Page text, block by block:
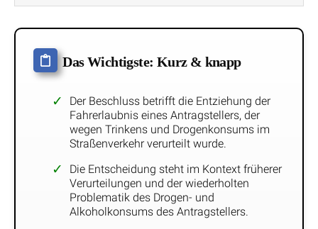
Das Wichtigste: Kurz & knapp
Der Beschluss betrifft die Entziehung der
Fahrerlaubnis eines Antragstellers, der
wegen Trinkens und Drogenkonsums im
Straßenverkehr verurteilt wurde.
Die Entscheidung steht im Kontext früherer
Verurteilungen und der wiederholten
Problematik des Drogen- und
Alkoholkonsums des Antragstellers.